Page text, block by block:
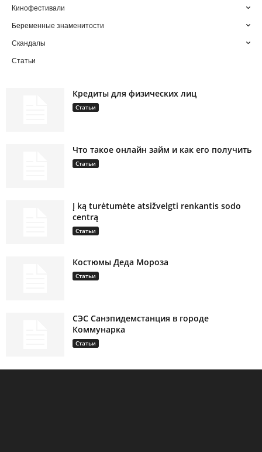
Кинофестивали
Беременные знаменитости
Скандалы
Статьи
Кредиты для физических лиц
Статьи
Что такое онлайн займ и как его получить
Статьи
Į ką turėtumėte atsižvelgti renkantis sodo
centrą
Статьи
Костюмы Деда Мороза
Статьи
СЭС Санэпидемстанция в городе
Коммунарка
Статьи